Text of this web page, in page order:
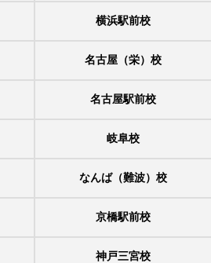
横浜駅前校
名古屋（栄）校
名古屋駅前校
岐阜校
なんば（難波）校
京橋駅前校
神戸三宮校